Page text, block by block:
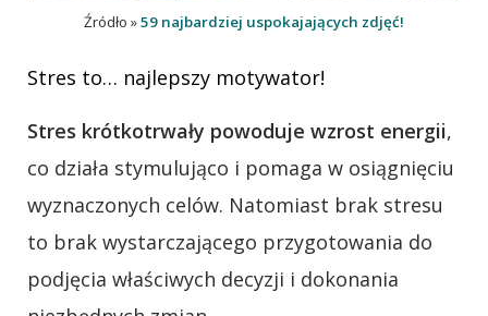
Źródło »59 najbardziej uspokajających zdjęć!
Stres to… najlepszy motywator!
Stres krótkotrwały powoduje wzrost energii,
co działa stymulująco i pomaga w osiągnięciu
wyznaczonych celów. Natomiast brak stresu
to brak wystarczającego przygotowania do
podjęcia właściwych decyzji i dokonania